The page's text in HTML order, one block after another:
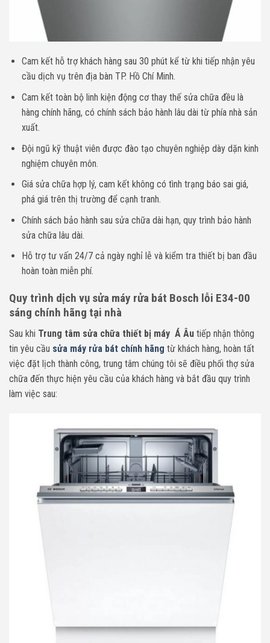
Cam kết hỗ trợ khách hàng sau 30 phút kể từ khi tiếp nhận yêu
cầu dịch vụ trên địa bàn TP. Hồ Chí Minh.
Cam kết toàn bộ linh kiện động cơ thay thế sửa chữa đều là
hàng chính hãng, có chính sách bảo hành lâu dài từ phía nhà sản
xuất.
Đội ngũ kỹ thuật viên được đào tạo chuyên nghiệp dày dặn kinh
nghiệm chuyên môn.
Giá sửa chữa hợp lý, cam kết không có tình trạng báo sai giá,
phá giá trên thị trường để cạnh tranh.
Chính sách bảo hành sau sửa chữa dài hạn, quy trình bảo hành
sửa chữa lâu dài.
Hỗ trợ tư vấn 24/7 cả ngày nghỉ lễ và kiểm tra thiết bị ban đầu
hoàn toàn miễn phí.
Quy trình dịch vụ sửa máy rửa bát Bosch lỗi E34-00
sáng chính hãng tại nhà
Sau khi Trung tâm sửa chữa thiết bị máy Á Âu tiếp nhận thông
tin yêu cầu sửa máy rửa bát chính hãng từ khách hàng, hoàn tất
việc đặt lịch thành công, trung tâm chúng tôi sẽ điều phối thợ sửa
chữa đến thực hiện yêu cầu của khách hàng và bắt đầu quy trình
làm việc sau: